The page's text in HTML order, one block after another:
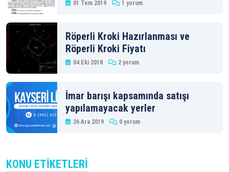
01 Tem 2019 1 yorum
Röperli Kroki Hazırlanması ve
Röperli Kroki Fiyatı
04 Eki 2018 2 yorum
İmar barışı kapsamında satışı
yapılamayacak yerler
26 Ara 2019 0 yorum
KONU ETIKETLERI